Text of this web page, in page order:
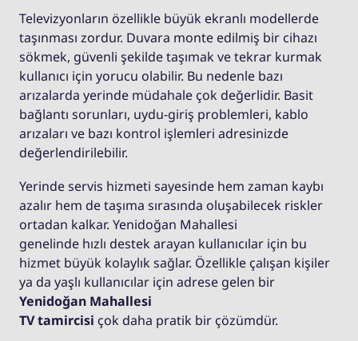
Televizyonların özellikle büyük ekranlı modellerde
taşınması zordur. Duvara monte edilmiş bir cihazı
sökmek, güvenli şekilde taşımak ve tekrar kurmak
kullanıcı için yorucu olabilir. Bu nedenle bazı
arızalarda yerinde müdahale çok değerlidir. Basit
bağlantı sorunları, uydu-giriş problemleri, kablo
arızaları ve bazı kontrol işlemleri adresinizde
değerlendirilebilir.
Yerinde servis hizmeti sayesinde hem zaman kaybı
azalır hem de taşıma sırasında oluşabilecek riskler
ortadan kalkar. Yenidoğan Mahallesi
genelinde hızlı destek arayan kullanıcılar için bu
hizmet büyük kolaylık sağlar. Özellikle çalışan kişiler
ya da yaşlı kullanıcılar için adrese gelen bir
Yenidoğan Mahallesi
TV tamircisi çok daha pratik bir çözümdür.